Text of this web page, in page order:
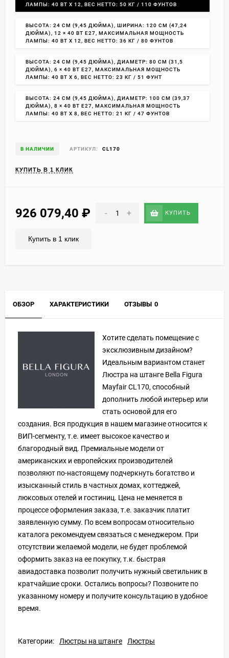
ЛАМПЫ: 40 ВТ X 12, ВЕС НЕТТО: 50 КГ / 110 ФУНТОВ
ВЫСОТА: 24 СМ (9,45 ДЮЙМА), ШИРИНА: 120 СМ (47,24
ДЮЙМА), 12 × 40 ВТ E27, МАКСИМАЛЬНАЯ МОЩНОСТЬ
ЛАМПЫ: 40 ВТ X 12, ВЕС НЕТТО: 36 КГ / 80 ФУНТОВ
ВЫСОТА: 24 СМ (9,45 ДЮЙМА), ДИАМЕТР: 80 СМ (31,5
ДЮЙМА), 6 × 40 ВТ E27, МАКСИМАЛЬНАЯ МОЩНОСТЬ
ЛАМПЫ: 40 ВТ X 6, ВЕС НЕТТО: 23 КГ / 51 ФУНТ
ВЫСОТА: 24 СМ (9,45 ДЮЙМА), ДИАМЕТР: 100 СМ (39,37
ДЮЙМА), 8 × 40 ВТ E27, МАКСИМАЛЬНАЯ МОЩНОСТЬ
ЛАМПЫ: 40 ВТ X 8, ВЕС НЕТТО: 21 КГ / 47 ФУНТОВ
В НАЛИЧИИ АРТИКУЛ: CL170
КУПИТЬ В 1 КЛИК
926 079,40 ₽ - + КУПИТЬ
Купить в 1 клик
ОБЗОР ХАРАКТЕРИСТИКИ ОТЗЫВЫ 0
Хотите сделать помещение с
эксклюзивным дизайном?
Идеальным вариантом станет
Люстра на штанге Bella Figura
Mayfair CL170, способный
дополнить любой интерьер или
стать основой для его
создания. Вся продукция в нашем магазине относится к
ВИП-сегменту, т.е. имеет высокое качество и
благородный вид. Премиальные модели от
американских и европейских производителей
позволяют по-настоящему подчеркнуть богатство и
изысканный стиль в частных домах, коттеджей,
люксовых отелей и гостиниц. Цена не меняется в
процессе оформления заказа, т.е. заказчик платит
заявленную сумму. По всем вопросам относительно
каталога рекомендуем связаться с менеджером. При
отсутствии желаемой модели, не будет проблемой
оформить заказ на ее покупку, т.к. быстрая
авиадоставка позволит получить нужный светильник в
кратчайшие сроки. Остались вопросы? Позвоните по
указанному номеру и получите консультацию в удобное
время.
Категории: Люстры на штанге Люстры